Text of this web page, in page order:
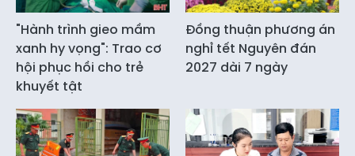
"Hành trình gieo mầm
xanh hy vọng": Trao cơ
hội phục hồi cho trẻ
khuyết tật
Đồng thuận phương án
nghỉ tết Nguyên đán
2027 dài 7 ngày